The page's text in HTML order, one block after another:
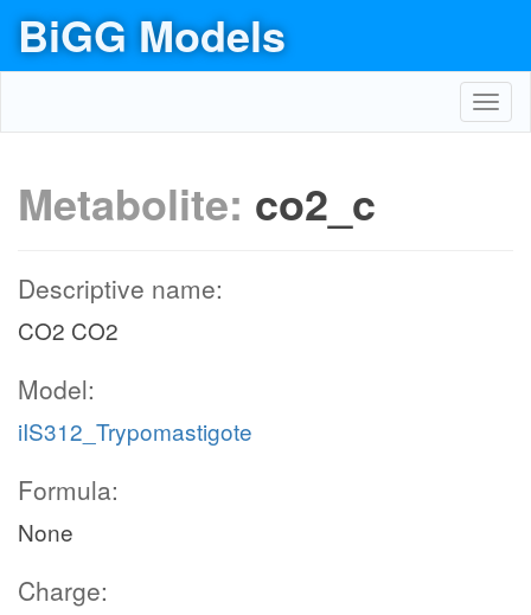
BiGG Models
Metabolite: co2_c
Descriptive name:
CO2 CO2
Model:
iIS312_Trypomastigote
Formula:
None
Charge: